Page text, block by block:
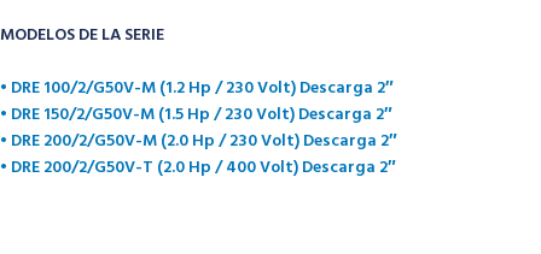
MODELOS DE LA SERIE
• DRE 100/2/G50V-M (1.2 Hp / 230 Volt) Descarga 2″
• DRE 150/2/G50V-M (1.5 Hp / 230 Volt) Descarga 2″
• DRE 200/2/G50V-M (2.0 Hp / 230 Volt) Descarga 2″
• DRE 200/2/G50V-T (2.0 Hp / 400 Volt) Descarga 2″